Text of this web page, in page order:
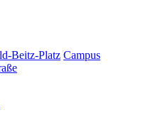
Beitz-Platz Campus